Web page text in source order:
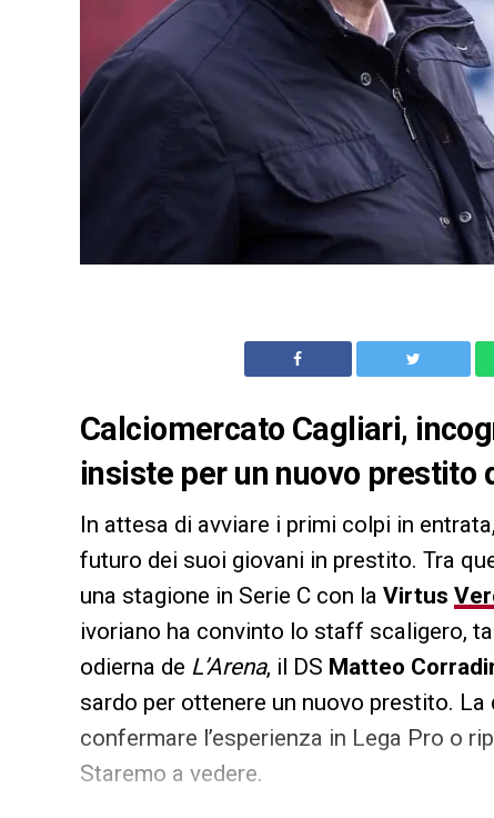
Calciomercato Cagliari,
insiste per un nuovo prestito
In attesa di avviare i primi colpi in
futuro dei suoi giovani in prestito. Tra
una stagione in Serie C con la Virtus
ivoriano ha convinto lo staff scaligero,
odierna de L’Arena, il DS Matteo
sardo per ottenere un nuovo prestito.
confermare l’esperienza in Lega Pro o
Staremo a vedere.